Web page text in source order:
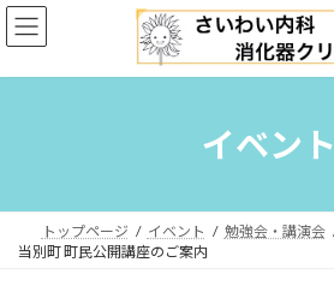
コ
ン
ン
ナ
ビ
ー
イベント
トップページ イベント
勉強会・講演会
当別町 町民公開講座のご案内